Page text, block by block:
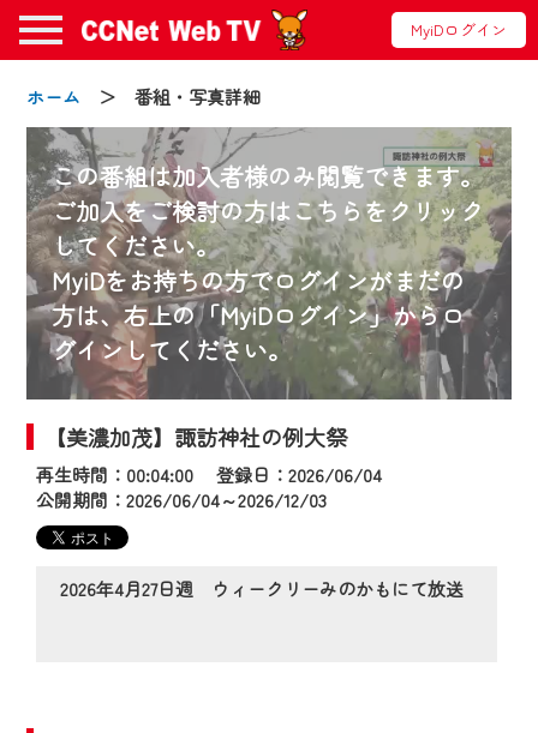
MyiDログイン
ホーム ＞ 番組・写真詳細
この番組は加入者様のみ閲覧できます。
ご加入をご検討の方はこちらをクリック
してください。
MyiDをお持ちの方でログインがまだの
方は、右上の「MyiDログイン」からロ
グインしてください。
【美濃加茂】諏訪神社の例大祭
再生時間：00:04:00 登録日：2026/06/04
公開期間：2026/06/04～2026/12/03
2026年4月27日週 ウィークリーみのかもにて放送
お知らせ
2024/09/02
動画配信サービス『CCNet Web TV』は2024
年9月24日からリニューアルします！
【変更点】
◆デザイン変更により、お住まいの地域
の動画コンテンツが一目瞭然。
◆当社アプリやＰＣブラウザから、いつ
でも・どこでも・外出先でも！